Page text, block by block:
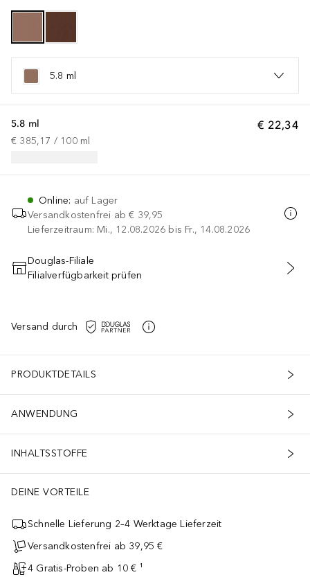
5.8 ml
€ 22,34
5.8 ml
€ 385,17 / 100 ml
Online: auf Lager
Versandkostenfrei ab € 39,95
Lieferzeitraum: Mi., 12.08.2026 bis Fr., 14.08.2026
IN DEN WARENKORB
Douglas-Filiale
Filialverfügbarkeit prüfen
Versand durch
PRODUKTDETAILS
ANWENDUNG
INHALTSSTOFFE
DEINE VORTEILE
Schnelle Lieferung 2–4 Werktage Lieferzeit
Versandkostenfrei ab 39,95 €
4 Gratis-Proben ab 10 € ¹